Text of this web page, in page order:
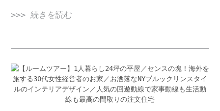
>>> 続きを読む